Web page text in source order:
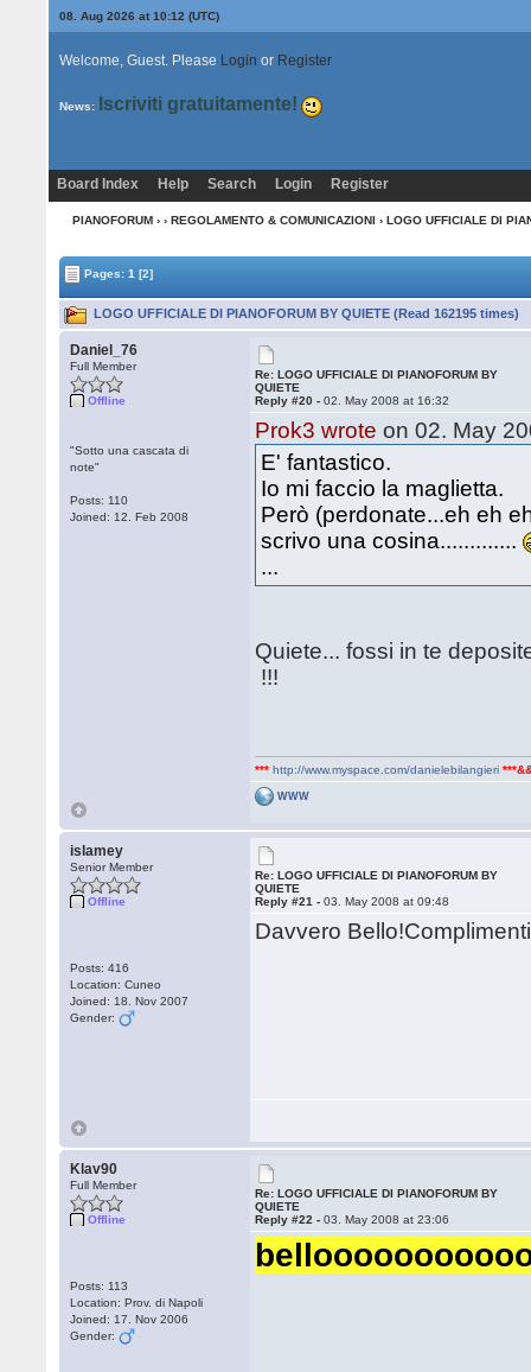
08. Aug 2026 at 10:13 (UTC)
Welcome, Guest. Please Login or Register
News: Iscriviti gratuitamente!
Board Index Help Search Login Register
PIANOFORUM› › REGOLAMENTO & COMUNICAZIONI › LOGO UFFICIALE DI
Pages:1 [2]
LOGO UFFICIALE DI PIANOFORUM BY QUIETE (Read 162195 times)
Daniel_76
Full Member
Offline
"Sotto una cascata di
note"
Posts: 110
Joined: 12. Feb 2008
Re: LOGO UFFICIALE DI PIANOFORUM BY
QUIETE
Reply #20 -02. May 2008 at 16:32
Prok3 wrote on 02. May
E' fantastico.
Io mi faccio la maglietta.
Però (perdonate...eh eh
scrivo una cosina.............
...
Quiete... fossi in te
!!!
***http://www.myspace.com/danielebilangieri
WWW
islamey
Senior Member
Offline
Posts: 416
Location: Cuneo
Joined: 18. Nov 2007
Gender:
Re: LOGO UFFICIALE DI PIANOFORUM BY
QUIETE
Reply #21 -03. May 2008 at 09:48
Davvero
Klav90
Full Member
Offline
Posts: 113
Location: Prov. di Napoli
Joined: 17. Nov 2006
Gender:
Re: LOGO UFFICIALE DI PIANOFORUM BY
QUIETE
Reply #22 -03. May 2008 at 23:06